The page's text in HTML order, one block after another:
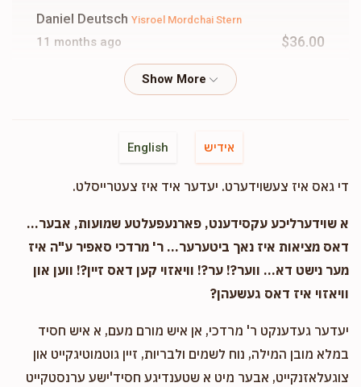
Daniel Deutsch Yisroel Mordchai Stern
11 months ago $36.00
Yisroel Mordchai Stern, Yecheil Shlome Stern,
David WerzbergerYisroel Mordchai Stern
11 months ago $250.00
Yisroel Mordchai Stern
$180.00
גיב א שיינע נדבה פון
English אידיש
די גאס איז צעשוידערט. יעדער איד איז צעטרייסלט.
א שוידערליכע עקסידענט, פארנעפעלטע שמועות, אבער...
דאס מציאות איז נאך ביטערער... ר' מרדכי סאפיר ע"ה איז
מער נישט דא... ווער?! ער?! וויאזוי קען דאס זיין?! ווען און
וויאזוי איז דאס געשעהן?
יעדער געדענקט ר' מרדכי, אן איש מורם מעם, א איש חסיד
במלא מובן המילה, נוח לשמים ולבריות, זיין גוטמוטיגקייט און
צוגעלאזנקייט, אבער מיט א שטענדיגע חסיד'ישע ערנסטקייט